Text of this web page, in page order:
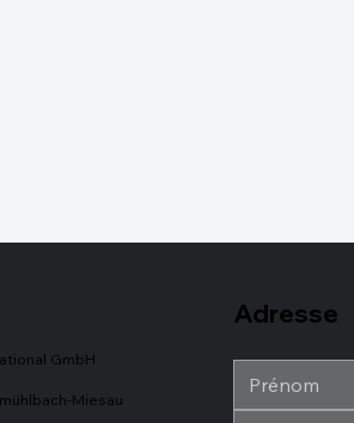
Adresse
GmbH
Miesau